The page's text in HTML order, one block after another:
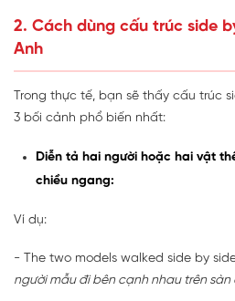
2. Cách dùng cấu trúc side
Anh
Trong thực tế, bạn sẽ thấy cấu trúc
3 bối cảnh phổ biến nhất:
Diễn tả hai người hoặc hai vật
chiều ngang:
Ví dụ:
- The two models walked side by
người mẫu đi bên cạnh nhau trên